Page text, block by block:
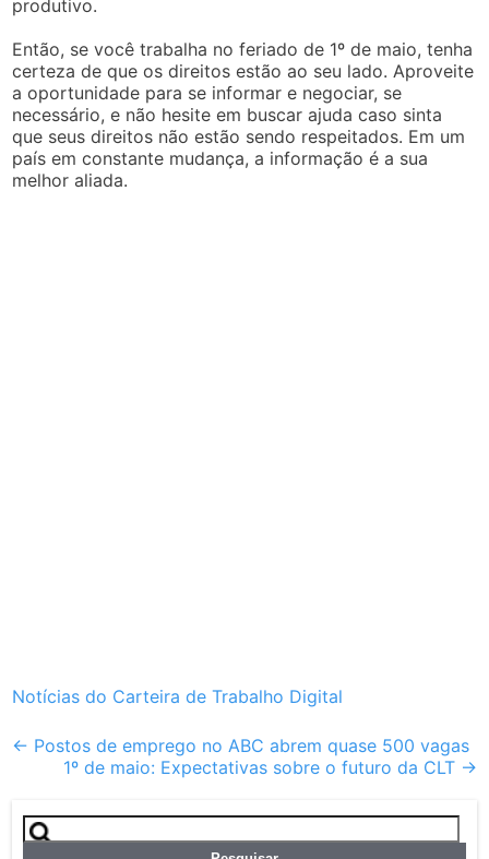
produtivo.
Então, se você trabalha no feriado de 1º de maio, tenha
certeza de que os direitos estão ao seu lado. Aproveite
a oportunidade para se informar e negociar, se
necessário, e não hesite em buscar ajuda caso sinta
que seus direitos não estão sendo respeitados. Em um
país em constante mudança, a informação é a sua
melhor aliada.
Notícias do Carteira de Trabalho Digital
Post
navigation
← Postos de emprego no ABC abrem quase 500 vagas
1º de maio: Expectativas sobre o futuro da CLT →
Pesquisar
por: